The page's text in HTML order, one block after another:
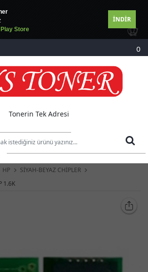
Store
İNDİR
0
Tonerin Tek Adresi
HP
SİYAH-BEYAZ CHİPLER
1.6K